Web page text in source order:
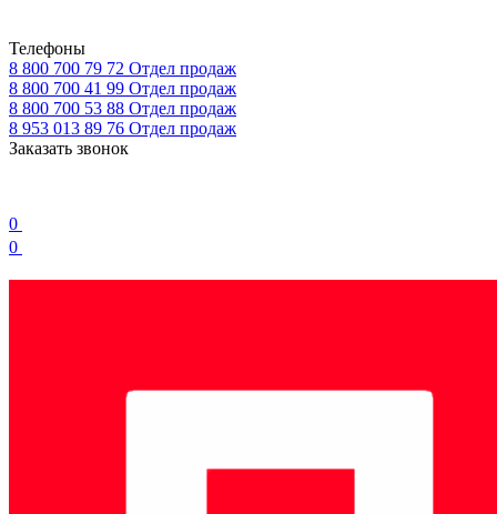
Телефоны
8 800 700 79 72 Отдел продаж
8 800 700 41 99 Отдел продаж
8 800 700 53 88 Отдел продаж
8 953 013 89 76 Отдел продаж
Заказать звонок
0
0